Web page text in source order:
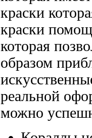
краски
краски
которая
образом
реальной
можно